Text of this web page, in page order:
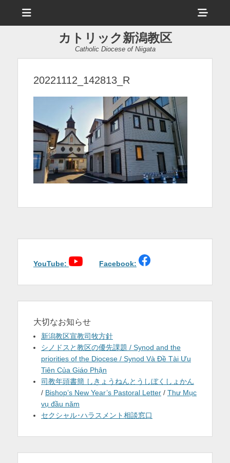
ュ
ヘ
ッ
ー
ン
を
カトリック新潟教区
Catholic Diocese of Niigata
20221112_142813_R
YouTube: Facebook:
大切なお知らせ
新潟教区宣教司牧方針
シノドスと教区の優先課題 / Synod and the
priorities of the Diocese / Synod Và Đề Tài Ưu
Tiên Của Giáo Phận
司教年頭書簡 しきょうねんとうしぼくしょかん
/ Bishop’s New Year’s Pastoral Letter / Thư Mục
vụ đầu năm
セクシャル･ハラスメント相談窓口